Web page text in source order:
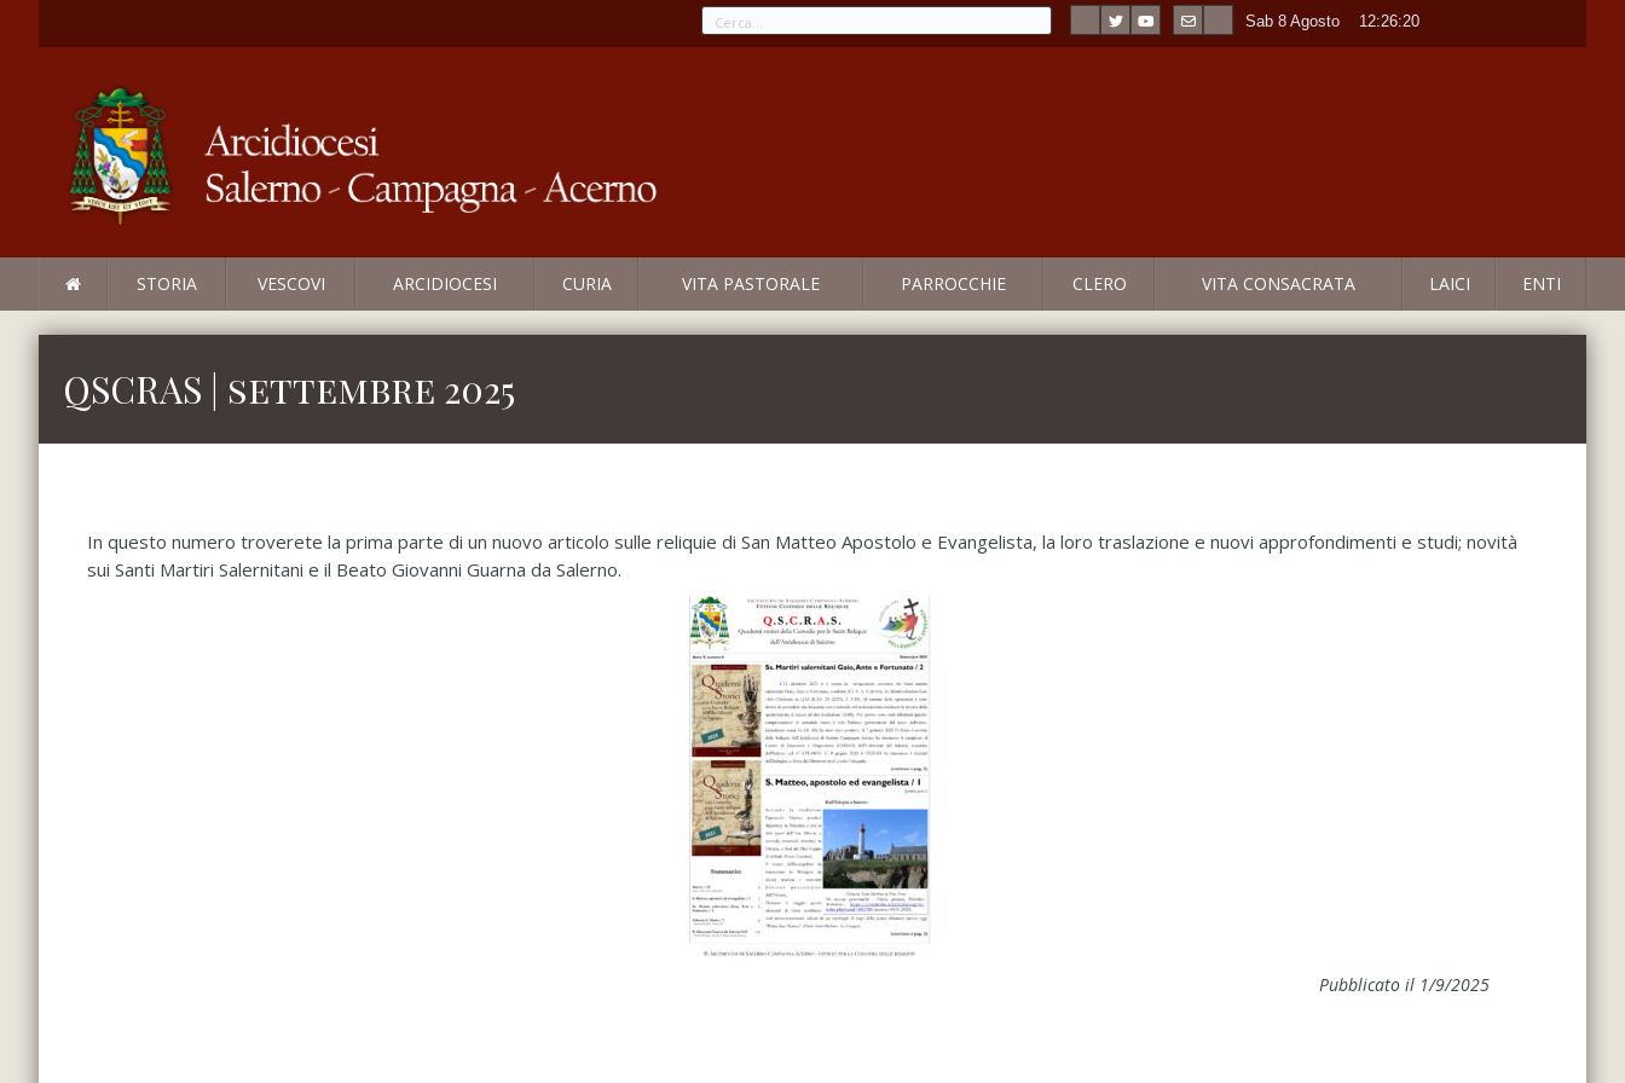
Sab 8 Agosto 12:26:20
STORIA VESCOVI ARCIDIOCESI CURIA VITA PASTORALE PARROCCHIE CLERO VITA CONSACRATA LAICI ENTI
QSCRAS | settembre 2025
In questo numero troverete la prima parte di un nuovo articolo sulle reliquie di San Matteo Apostolo e Evangelista, la loro traslazione e nuovi approfondimenti e studi; novità
sui Santi Martiri Salernitani e il Beato Giovanni Guarna da Salerno.
Pubblicato il 1/9/2025